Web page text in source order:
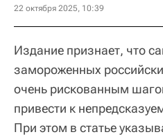
22 октября 2025, 10:39
Издание признает, что
замороженных
очень рискованным
привести к
При этом в статье